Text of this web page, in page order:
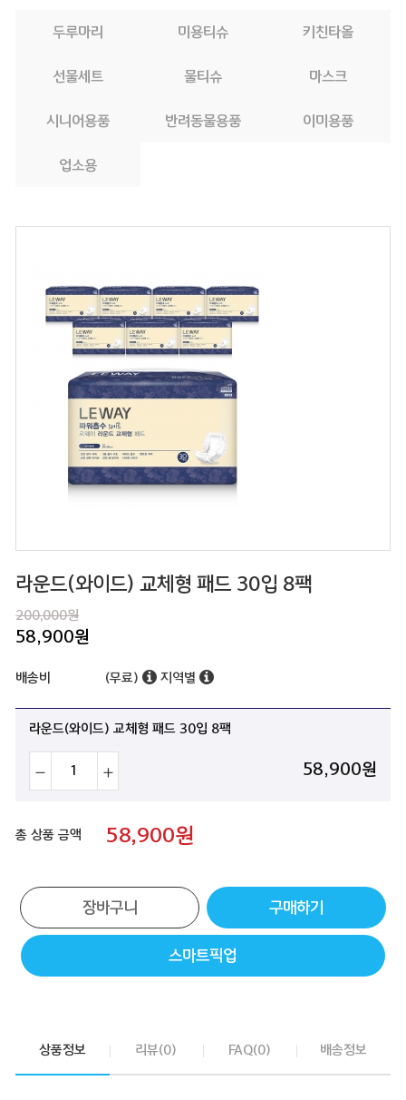
두루마리 미용티슈 키친타올
선물세트 물티슈 마스크
시니어용품 반려동물용품 이미용품
업소용
라운드(와이드) 교체형 패드 30입 8팩
200,000원
58,900원
배송비 (무료) 지역별
라운드(와이드) 교체형 패드 30입 8팩
58,900원
총 상품 금액 58,900원
장바구니 구매하기
스마트픽업
상품정보 리뷰(0) FAQ(0) 배송정보